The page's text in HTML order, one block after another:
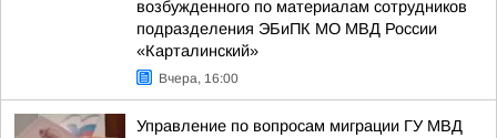
возбужденного по материалам сотрудников
подразделения ЭБиПК МО МВД России
«Карталинский»
Вчера, 16:00
Управление по вопросам миграции ГУ МВД